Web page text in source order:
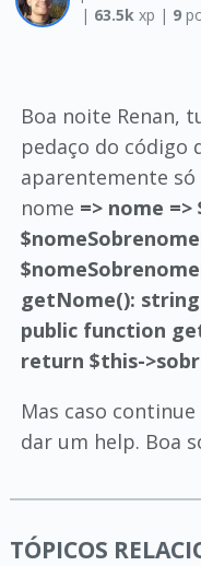
| 63.5kxp | 9
Boa noite Renan,
pedaço do código
aparentemente
nome => nome =>
getNome():
public function
return $this-
Mas caso
dar um help. Boa
TÓPICOS